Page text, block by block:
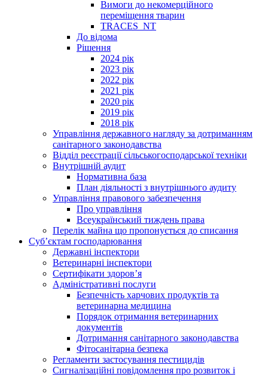
Вимоги до некомерційного
переміщення тварин
TRACES_NT
До відома
Рішення
2024 рік
2023 рік
2022 рік
2021 рік
2020 рік
2019 рік
2018 рік
Управління державного нагляду за дотриманням
санітарного законодавства
Відділ реєстрації сільськогосподарської техніки
Внутрішній аудит
Нормативна база
План діяльності з внутрішнього аудиту
Управління правового забезпечення
Про управління
Всеукраїнський тиждень права
Перелік майна що пропонується до списання
Суб’єктам господарювання
Державні інспектори
Ветеринарні інспектори
Сертифікати здоров’я
Адміністративні послуги
Безпечність харчових продуктів та
ветеринарна медицина
Порядок отримання ветеринарних
документів
Дотримання санітарного законодавства
Фітосанітарна безпека
Регламенти застосування пестицидів
Сигналізаційні повідомлення про розвиток і